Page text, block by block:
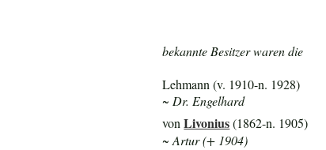
bekannte Besitzer waren die
Lehmann (v. 1910-n. 1928)
~ Dr. Engelhard
vonLivonius(1862-n. 1905)
~ Artur (+ 1904)